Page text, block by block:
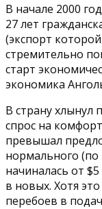
В начале 2000
27 лет
(экспорт
стремительно
старт
экономика
В страну хлынул
спрос на
превышал
нормального (по
начиналась от
в новых. Хотя
перебоев в